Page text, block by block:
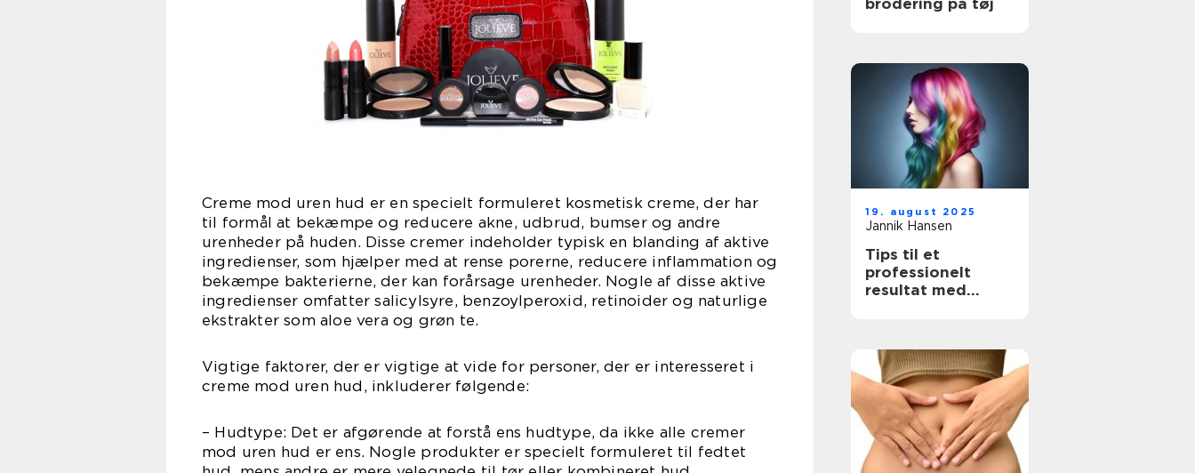
Creme mod uren hud er en specielt formuleret kosmetisk creme, der har
til formål at bekæmpe og reducere akne, udbrud, bumser og andre
urenheder på huden. Disse cremer indeholder typisk en blanding af aktive
ingredienser, som hjælper med at rense porerne, reducere inflammation og
bekæmpe bakterierne, der kan forårsage urenheder. Nogle af disse aktive
ingredienser omfatter salicylsyre, benzoylperoxid, retinoider og naturlige
ekstrakter som aloe vera og grøn te.
Vigtige faktorer, der er vigtige at vide for personer, der er interesseret i
creme mod uren hud, inkluderer følgende:
– Hudtype: Det er afgørende at forstå ens hudtype, da ikke alle cremer
mod uren hud er ens. Nogle produkter er specielt formuleret til fedtet
brodering på tøj
19. august 2025
Jannik Hansen
Tips til et
professionelt
resultat med